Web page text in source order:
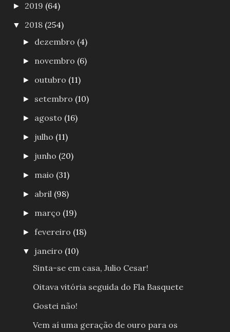
► 2019 (64)
▼ 2018 (254)
► dezembro (4)
► novembro (6)
► outubro (11)
► setembro (10)
► agosto (16)
► julho (11)
► junho (20)
► maio (31)
► abril (98)
► março (19)
►fevereiro (18)
▼ janeiro (10)
Sinta-se em casa, Julio Cesar!
Oitava vitória seguida do Fla Basquete
Gostei não!
Vem aí uma geração de ouro para os